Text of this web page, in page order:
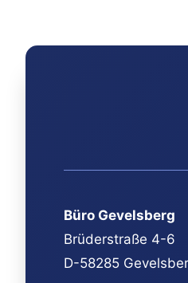
Büro Gevelsberg
Brüderstraße 4-6
D-58285